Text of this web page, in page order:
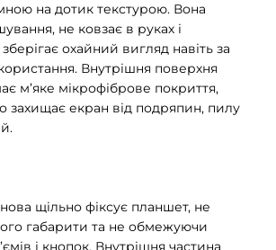
на дотик текстурою. Вона
не ковзає в руках і
охайний вигляд навіть за
Внутрішня поверхня
м’яке мікрофіброве покриття,
захищає екран від подряпин, пилу
щільно фіксує планшет, не
габарити та не обмежуючи
і кнопок. Внутрішня частина